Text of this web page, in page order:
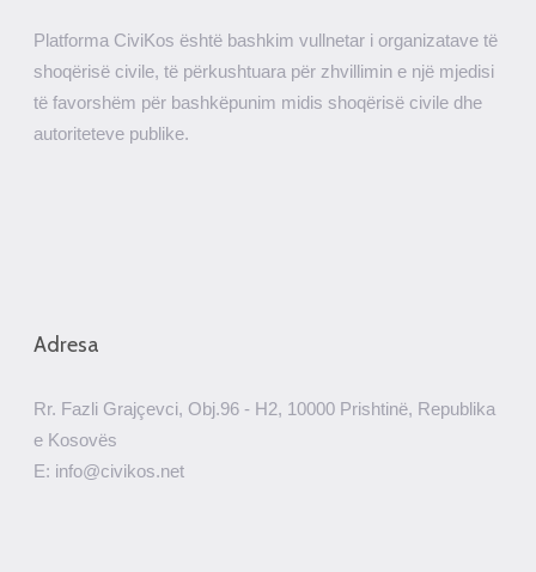
Platforma CiviKos është bashkim vullnetar i organizatave të
shoqërisë civile, të përkushtuara për zhvillimin e një mjedisi
të favorshëm për bashkëpunim midis shoqërisë civile dhe
autoriteteve publike.
Adresa
Rr. Fazli Grajçevci, Obj.96 - H2, 10000 Prishtinë, Republika
e Kosovës
E: info@civikos.net